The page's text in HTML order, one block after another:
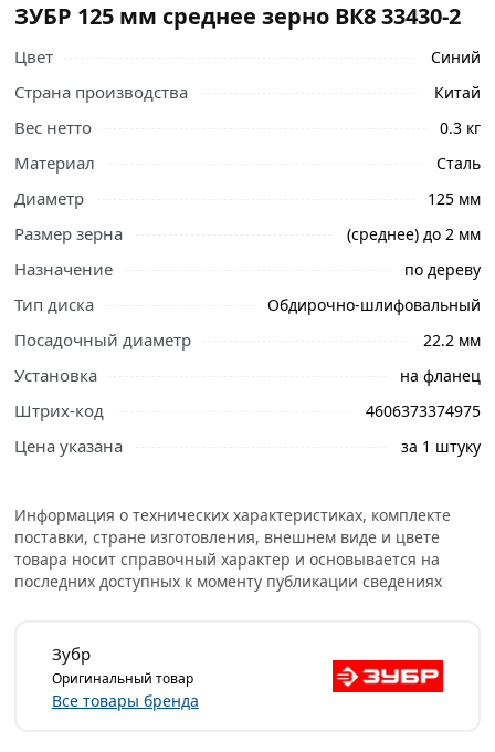
Ознакомьтесь с подробными характеристиками,
описанием и отзывами о товаре, чтобы сделать
профессиональные менеджеры обработают заказ и
свяжутся с Вами для согласования условий доставки
Условия доставки и цены на товар Плоская обдирочно-
шлифовальная чашка №2 ЗУБР 125 мм среднее зерно
ВК8 33430-2 из категорииАбразивные и шлиф
материалыдействительны в Москве и области.
ЗУБР 125 мм среднее зерно ВК8 33430-2
Цвет Синий
Страна производства Китай
Вес нетто 0.3 кг
Материал Сталь
Диаметр 125 мм
Размер зерна (среднее) до 2 мм
Назначение по дереву
Тип диска Обдирочно-шлифовальный
Посадочный диаметр 22.2 мм
Установка на фланец
Штрих-код 4606373374975
Цена указана за 1 штуку
Информация о технических характеристиках, комплекте
поставки, стране изготовления, внешнем виде и цвете
товара носит справочный характер и основывается на
последних доступных к моменту публикации сведениях
Зубр
Оригинальный товар
Все товары бренда